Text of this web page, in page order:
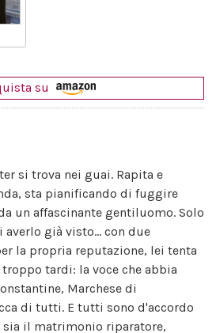
su
si trova nei guai. Rapita e
sta pianificando di fuggire
un affascinante gentiluomo. Solo
già visto... con due
la propria reputazione, lei tenta
tardi: la voce che abbia
Marchese di
di tutti. E tutti sono d'accordo
il matrimonio riparatore,